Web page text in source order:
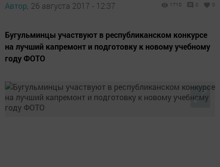
Автор, 26 августа 2017 - 12:37 1710 0 0
Бугульминцы участвуют в республиканском конкурсе
на лучший капремонт и подготовку к новому учебному
году ФОТО